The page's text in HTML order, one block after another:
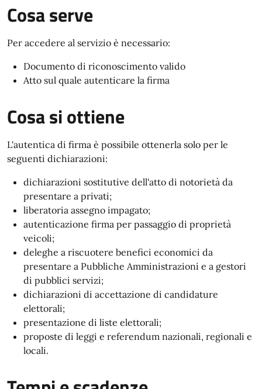
Cosa serve
Per accedere al servizio è necessario:
Documento di riconoscimento valido
Atto sul quale autenticare la firma
Cosa si ottiene
L'autentica di firma è possibile ottenerla solo per le
seguenti dichiarazioni:
dichiarazioni sostitutive dell'atto di notorietà da
presentare a privati;
liberatoria assegno impagato;
autenticazione firma per passaggio di proprietà
veicoli;
deleghe a riscuotere benefici economici da
presentare a Pubbliche Amministrazioni e a gestori
di pubblici servizi;
dichiarazioni di accettazione di candidature
elettorali;
presentazione di liste elettorali;
proposte di leggi e referendum nazionali, regionali e
locali.